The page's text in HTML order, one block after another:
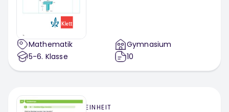
Mathematik
5-6. Klasse
Gymnasium
10
EINHEIT